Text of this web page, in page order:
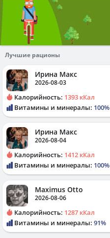
Лучшие рационы
Ирина Макс
2026-08-03
Калорийность: 1393 кКал
Витамины и минералы: 100%
Ирина Макс
2026-08-04
Калорийность: 1412 кКал
Витамины и минералы: 100%
Maximus Otto
2026-08-06
Калорийность: 1287 кКал
Витамины и минералы: 91%